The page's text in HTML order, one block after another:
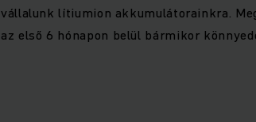
vállalunk lítiumion akkumulátorainkra.
az első 6 hónapon belül bármikor